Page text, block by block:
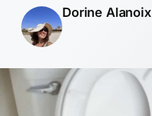
Dorine Alanoix